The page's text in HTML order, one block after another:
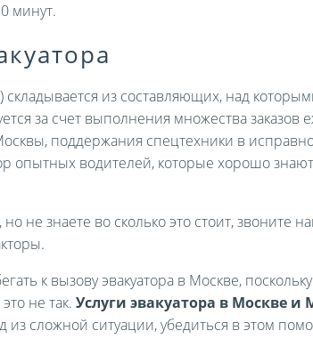
минут.
складывается из составляющих, над
за счет выполнения множества
поддержания спецтехники в
опытных водителей, которые хорошо
не знаете во сколько это стоит, звоните
к вызову эвакуатора в Москве,
не так. Услуги эвакуатора в Москве и
сложной ситуации, убедиться в этом